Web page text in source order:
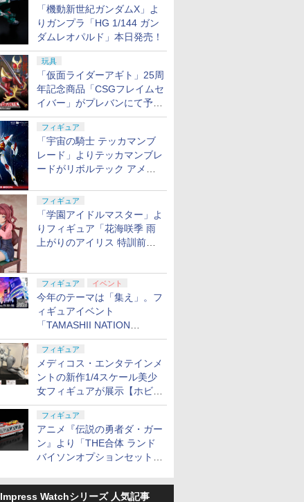
「機動新世紀ガンダムX」よ
りガンプラ「HG 1/144 ガン
ダムレオパルド」本日発売！
玩具
「仮面ライダーアギト」25周
年記念商品「CSGフレイムセ
イバー」がプレバンにて予約
開始
フィギュア
「宇宙の騎士 テッカマンブ
レード」よりテッカマンブレ
ードがリボルテック アメイ
定
フィギュア
「学園アイドルマスター」よ
りフィギュア「花海咲季 雨
上がりのアイリス 特訓前
フィギュア イベント
今年のテーマは「集え」。フ
ィギュアイベント
「TAMASHII NATION
2026」が11月13日より開催
決定
フィギュア
メディコス・エンタテインメ
ントの新作1/4スケール美少
女フィギュアが展示【ホビー
メーカー合同展示会】
フィギュア
アニメ『伝説の勇者ダ・ガー
ン』より「THE合体 ランド
バイソンオプションセット」
Impress Watchシリーズ 人気記事